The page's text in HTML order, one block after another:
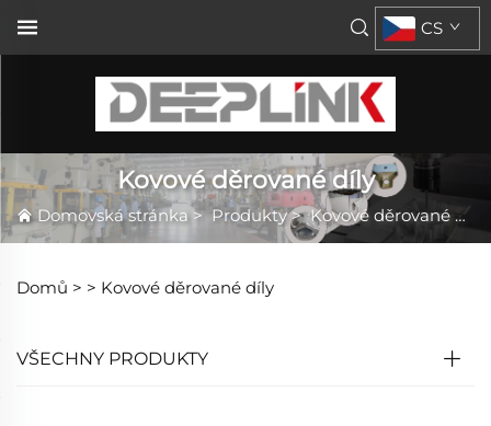
CS
Kovové děrované díly
Domovská stránka>Produkty>Kovové děrované díly
Domů > > Kovové děrované díly
VŠECHNY PRODUKTY